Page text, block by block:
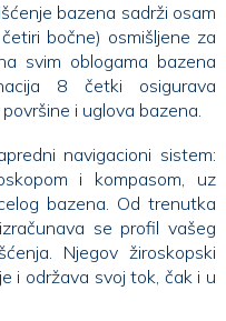
bazena sadrži osam
osmišljene za
svim oblogama bazena
i uglova bazena.
navigacioni sistem:
uz
bazena. Od trenutka
Njegov žiroskopski